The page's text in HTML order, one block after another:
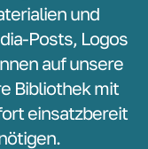
und
Posts, Logos
auf unsere
Bibliothek mit
einsatzbereit